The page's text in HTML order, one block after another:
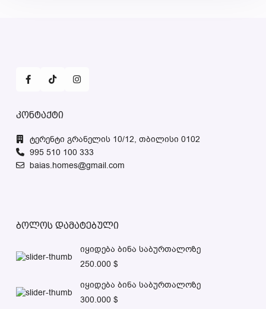
კონტაქტი
ტერენტი გრანელის 10/12, თბილისი 0102
995 510 100 333
baias.homes@gmail.com
ბოლოს დამატებული
იყიდება ბინა საბურთალოზე
250.000 $
იყიდება ბინა საბურთალოზე
300.000 $